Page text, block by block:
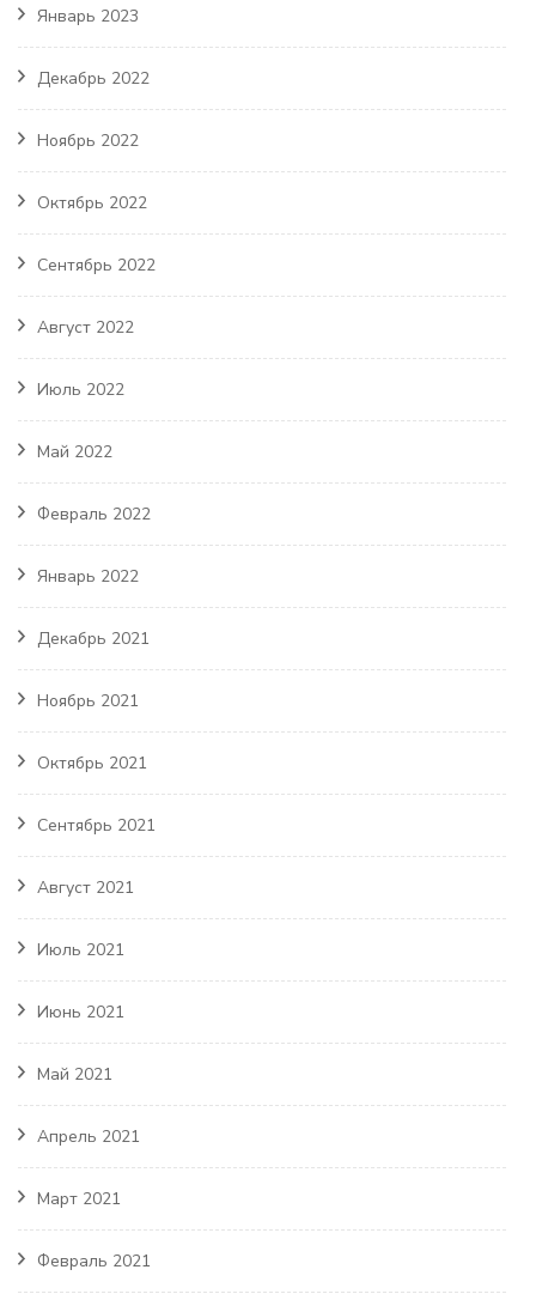
Январь 2023
Декабрь 2022
Ноябрь 2022
Октябрь 2022
Сентябрь 2022
Август 2022
Июль 2022
Май 2022
Февраль 2022
Январь 2022
Декабрь 2021
Ноябрь 2021
Октябрь 2021
Сентябрь 2021
Август 2021
Июль 2021
Июнь 2021
Май 2021
Апрель 2021
Март 2021
Февраль 2021